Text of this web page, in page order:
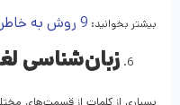
بیشتر بخوانید: 9 روش به خاطر سپردن لغات در زبان انگلیسی
زبان‌شناسی